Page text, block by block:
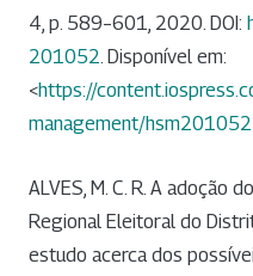
4, p. 589–601, 2020. DOI:
201052. Disponível em:
<https://
management/hsm201052
ALVES, M. C. R. A adoção
Regional Eleitoral do
estudo acerca dos